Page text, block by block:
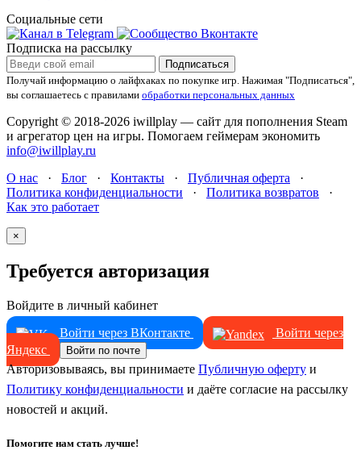
Социальные сети
Подписка на рассылку
Подписаться
Получай информацию о лайфхаках по покупке игр. Нажимая "Подписаться",
вы соглашаетесь с правилами обработки персональных данных
Copyright © 2018-2026 iwillplay — сайт для пополнения Steam
и агрегатор цен на игры. Помогаем геймерам экономить
info@iwillplay.ru
О нас · Блог · Контакты · Публичная оферта ·
Политика конфиденциальности · Политика возвратов ·
Как это работает
×
Требуется авторизация
Войдите в личный кабинет
Войти через ВКонтакте
Войти через
Яндекс
Войти по почте
Авторизовываясь, вы принимаете Публичную оферту и
Политику конфиденциальности и даёте согласие на рассылку
новостей и акций.
Помогите нам стать лучше!